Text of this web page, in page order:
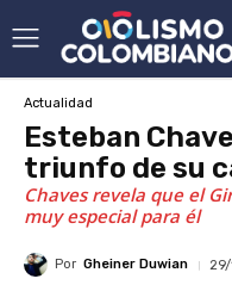
Actualidad
Esteban
triunfo de su
Chaves revela que el
muy especial para él
Por Gheiner Duwian